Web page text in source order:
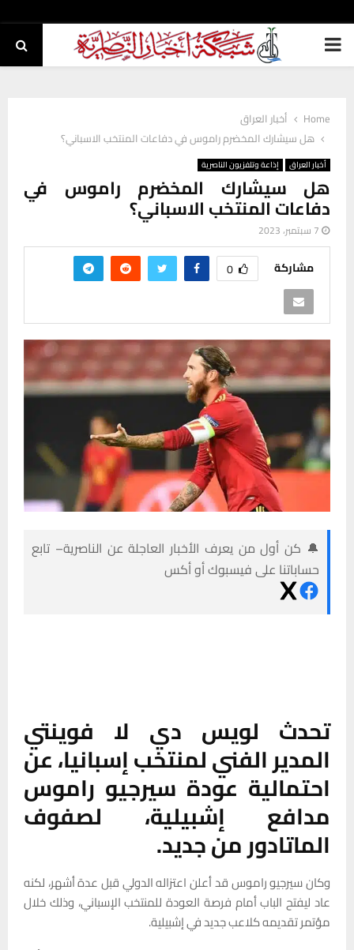
PRIMARY
Home
أخبار العراق
هل سيشارك المخضرم راموس في دفاعات المنتخب الاسباني؟
أخبار العراق إذاعة وتلفزيون الناصرية
هل سيشارك المخضرم راموس في
دفاعات المنتخب الاسباني؟
7 سبتمبر، 2023
مشاركة 0
🔔 كن أول من يعرف الأخبار العاجلة عن الناصرية– تابع
حساباتنا على فيسبوك أو أكس
تحدث لويس دي لا فوينتي
المدير الفني لمنتخب إسبانيا، عن
احتمالية عودة سيرجيو راموس
مدافع إشبيلية، لصفوف
الماتادور من جديد.
وكان سيرجيو راموس قد أعلن اعتزاله الدولي قبل عدة أشهر، لكنه
عاد ليفتح الباب أمام فرصة العودة للمنتخب الإسباني، وذلك خلال
مؤتمر تقديمه كلاعب جديد في إشبيلية.